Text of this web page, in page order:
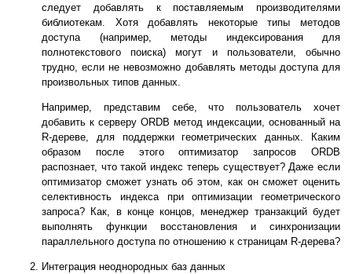
следует добавлять к поставляемым производителями
библиотекам. Хотя добавлять некоторые типы методов
доступа (например, методы индексирования для
полнотекстового поиска) могут и пользователи, обычно
трудно, если не невозможно добавлять методы доступа для
произвольных типов данных.
Например, представим себе, что пользователь хочет
добавить к серверу ORDB метод индексации, основанный на
R-дереве, для поддержки геометрических данных. Каким
образом после этого оптимизатор запросов ORDB
распознает, что такой индекс теперь существует? Даже если
оптимизатор сможет узнать об этом, как он сможет оценить
селективность индекса при оптимизации геометрического
запроса? Как, в конце концов, менеджер транзакций будет
выполнять функции восстановления и синхронизации
параллельного доступа по отношению к страницам R-дерева?
Интеграция неоднородных баз данных